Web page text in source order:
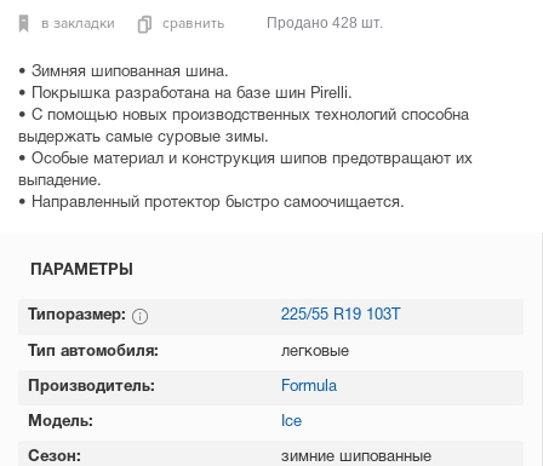
• Зимняя шипованная шина.
• Покрышка разработана на базе шин Pirelli.
• С помощью новых производственных технологий способна
выдержать самые суровые зимы.
• Особые материал и конструкция шипов предотвращают их
выпадение.
• Направленный протектор быстро самоочищается.
в закладки сравнить Продано 428 шт.
ПАРАМЕТРЫ
Типоразмер: 225/55 R19 103T
Тип автомобиля: легковые
Производитель: Formula
Модель: Ice
Сезон: зимние шипованные